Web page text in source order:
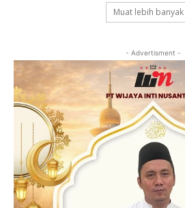
Muat lebih banyak
- Advertisment -